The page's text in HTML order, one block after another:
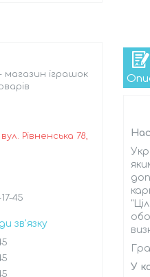
У
магазин іграшок
Рівненська 78,
45